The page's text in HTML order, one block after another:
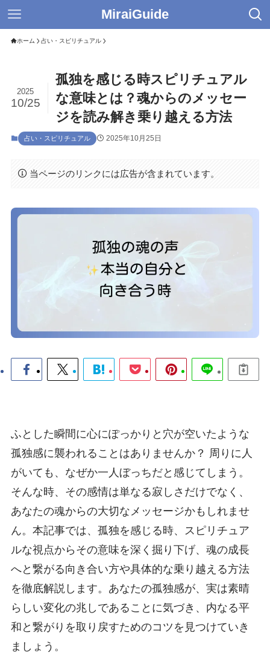
MiraiGuide
ホーム 占い・スピリチュアル
孤独を感じる時スピリチュアル
な意味とは？魂からのメッセー
ジを読み解き乗り越える方法
2025
10/25
占い・スピリチュアル 2025年10月25日
当ページのリンクには広告が含まれています。
ふとした瞬間に心にぽっかりと穴が空いたような
孤独感に襲われることはありませんか？ 周りに人
がいても、なぜか一人ぼっちだと感じてしまう。
そんな時、その感情は単なる寂しさだけでなく、
あなたの魂からの大切なメッセージかもしれませ
ん。本記事では、孤独を感じる時、スピリチュア
ルな視点からその意味を深く掘り下げ、魂の成長
へと繋がる向き合い方や具体的な乗り越える方法
を徹底解説します。あなたの孤独感が、実は素晴
らしい変化の兆しであることに気づき、内なる平
和と繋がりを取り戻すためのコツを見つけていき
ましょう。